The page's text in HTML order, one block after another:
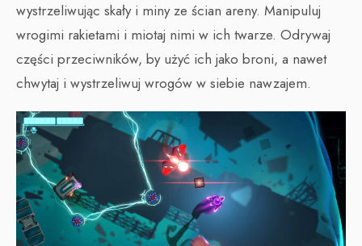
wystrzeliwując skały i miny ze ścian areny. Manipuluj
wrogimi rakietami i miotaj nimi w ich twarze. Odrywaj
części przeciwników, by użyć ich jako broni, a nawet
chwytaj i wystrzeliwuj wrogów w siebie nawzajem.